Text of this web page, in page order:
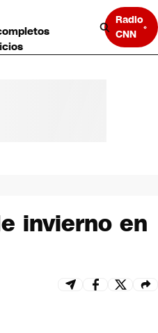
Radio
CNN
invierno en